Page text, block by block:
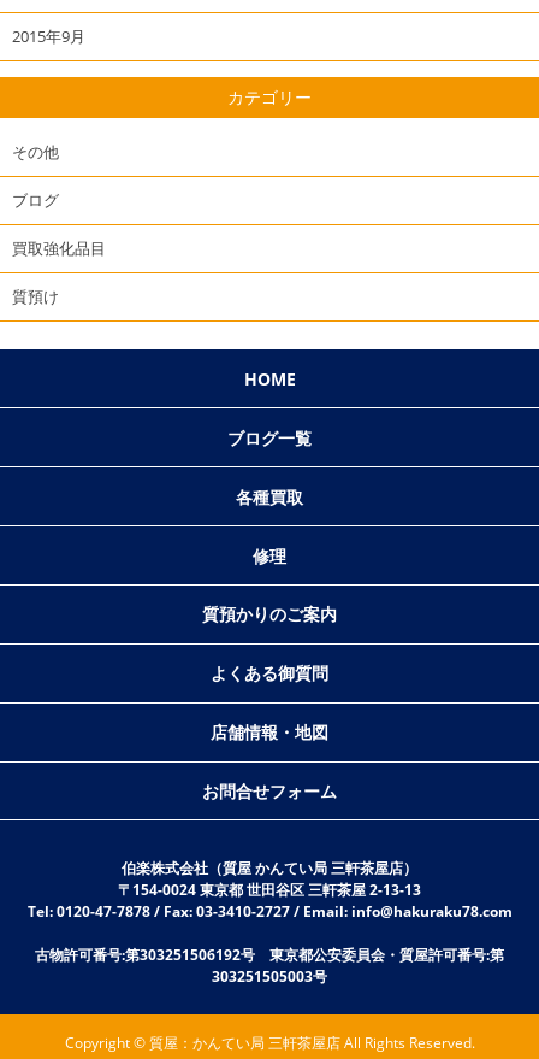
2015年9月
カテゴリー
その他
ブログ
買取強化品目
質預け
HOME
ブログ一覧
各種買取
修理
質預かりのご案内
よくある御質問
店舗情報・地図
お問合せフォーム
伯楽株式会社（質屋 かんてい局 三軒茶屋店）
〒154-0024 東京都 世田谷区 三軒茶屋 2-13-13
Tel: 0120-47-7878 / Fax: 03-3410-2727 / Email: info@hakuraku78.com
古物許可番号:第303251506192号 東京都公安委員会・質屋許可番号:第
303251505003号
Copyright © 質屋：かんてい局 三軒茶屋店 All Rights Reserved.